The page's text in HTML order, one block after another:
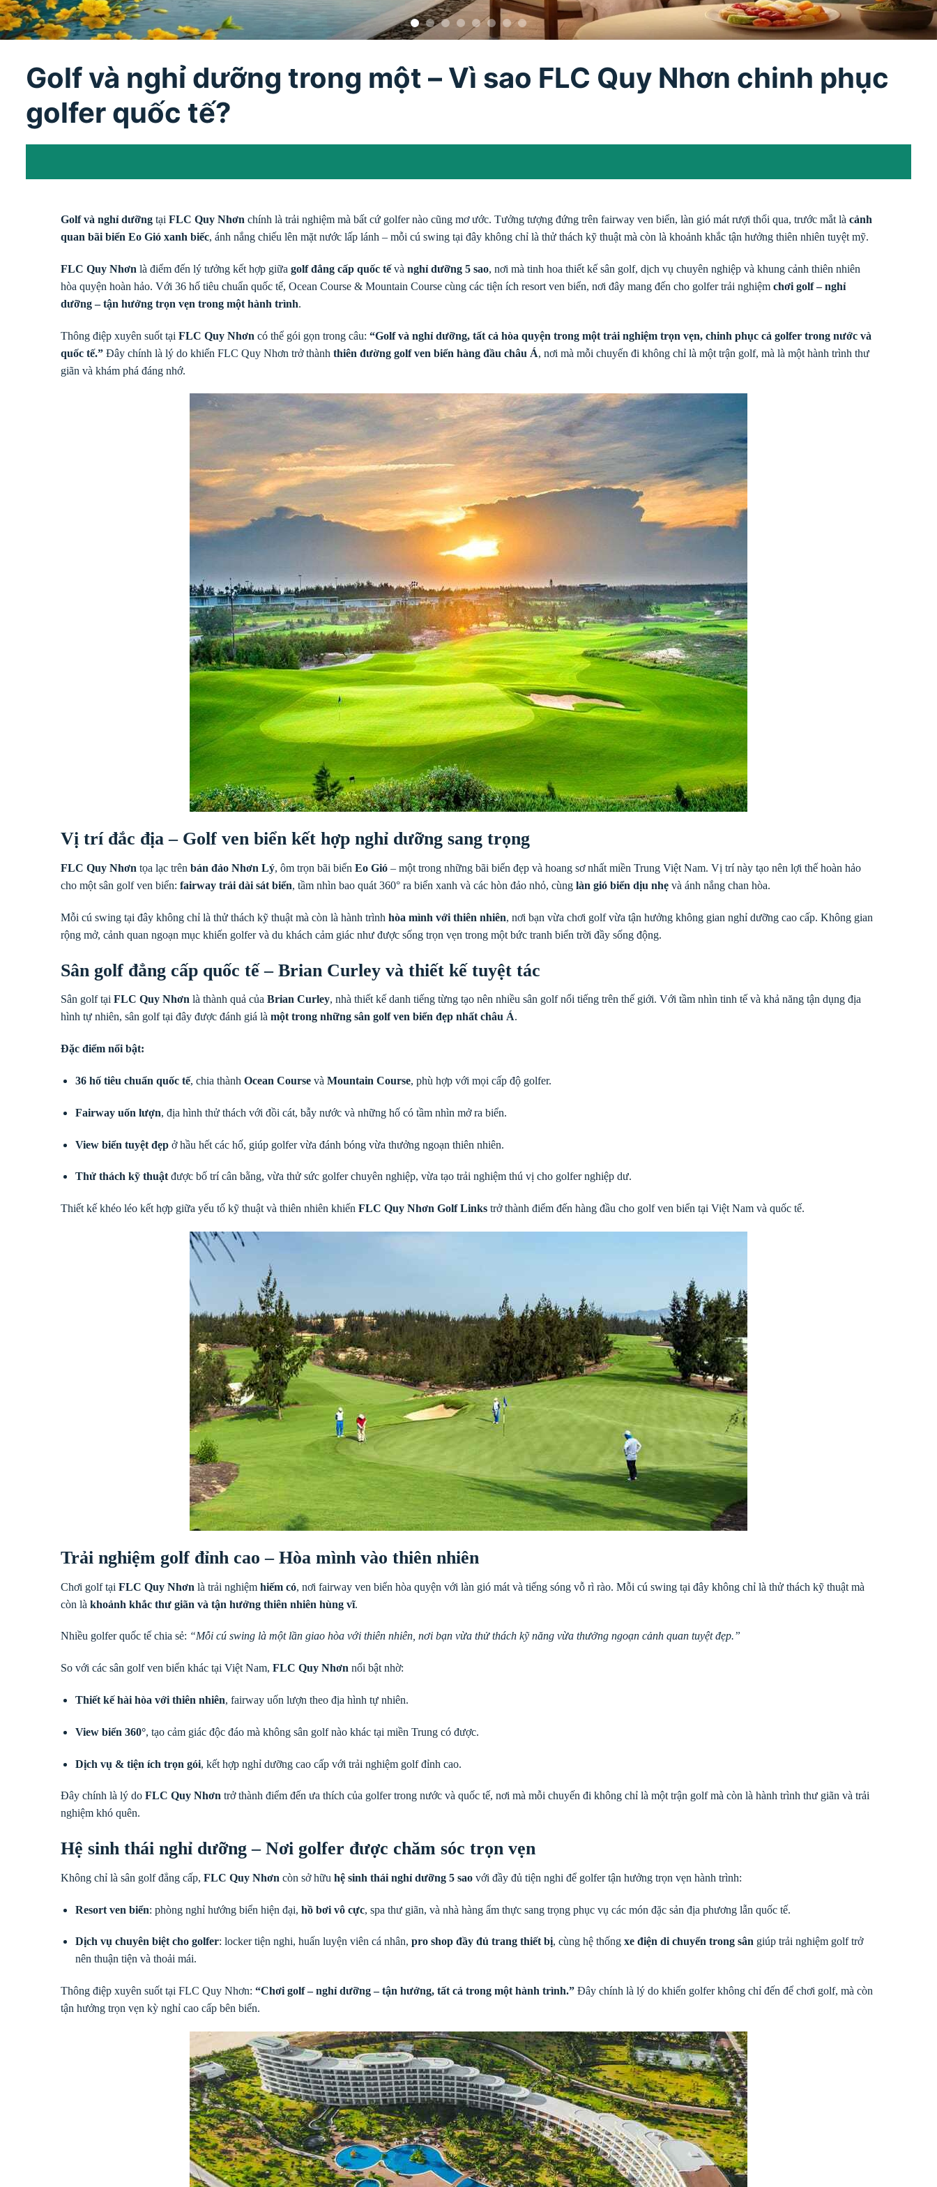
Golf và nghỉ dưỡng trong một – Vì sao FLC Quy Nhơn chinh phục
golfer quốc tế?
Golf và nghỉ dưỡng tại FLC Quy Nhơn chính là trải nghiệm mà bất cứ golfer nào cũng mơ ước. Tưởng tượng đứng trên fairway ven biển, làn gió mát rượi thổi qua, trước mắt là cảnh
quan bãi biển Eo Gió xanh biếc, ánh nắng chiếu lên mặt nước lấp lánh – mỗi cú swing tại đây không chỉ là thử thách kỹ thuật mà còn là khoảnh khắc tận hưởng thiên nhiên tuyệt mỹ.
FLC Quy Nhơn là điểm đến lý tưởng kết hợp giữa golf đẳng cấp quốc tếvà nghỉ dưỡng 5 sao, nơi mà tinh hoa thiết kế sân golf, dịch vụ chuyên nghiệp và khung cảnh thiên nhiên
hòa quyện hoàn hảo. Với 36 hố tiêu chuẩn quốc tế, Ocean Course & Mountain Course cùng các tiện ích resort ven biển, nơi đây mang đến cho golfer trải nghiệm chơi golf – nghỉ
dưỡng – tận hưởng trọn vẹn trong một hành trình.
Thông điệp xuyên suốt tại FLC Quy Nhơn có thể gói gọn trong câu: “Golf và nghỉ dưỡng, tất cả hòa quyện trong một trải nghiệm trọn vẹn, chinh phục cả golfer trong nước và
quốc tế.” Đây chính là lý do khiến FLC Quy Nhơn trở thành thiên đường golf ven biển hàng đầu châu Á, nơi mà mỗi chuyến đi không chỉ là một trận golf, mà là một hành trình thư
giãn và khám phá đáng nhớ.
Vị trí đắc địa – Golf ven biển kết hợp nghỉ dưỡng sang trọng
FLC Quy Nhơn tọa lạc trên bán đảo Nhơn Lý, ôm trọn bãi biển Eo Gió – một trong những bãi biển đẹp và hoang sơ nhất miền Trung Việt Nam. Vị trí này tạo nên lợi thế hoàn hảo
cho một sân golf ven biển: fairway trải dài sát biển, tầm nhìn bao quát 360° ra biển xanh và các hòn đảo nhỏ, cùng làn gió biển dịu nhẹ và ánh nắng chan hòa.
Mỗi cú swing tại đây không chỉ là thử thách kỹ thuật mà còn là hành trình hòa mình với thiên nhiên, nơi bạn vừa chơi golf vừa tận hưởng không gian nghỉ dưỡng cao cấp. Không gian
rộng mở, cảnh quan ngoạn mục khiến golfer và du khách cảm giác như được sống trọn vẹn trong một bức tranh biển trời đầy sống động.
Sân golf đẳng cấp quốc tế – Brian Curley và thiết kế tuyệt tác
Sân golf tại FLC Quy Nhơn là thành quả của Brian Curley, nhà thiết kế danh tiếng từng tạo nên nhiều sân golf nổi tiếng trên thế giới. Với tầm nhìn tinh tế và khả năng tận dụng địa
hình tự nhiên, sân golf tại đây được đánh giá là một trong những sân golf ven biển đẹp nhất châu Á.
Đặc điểm nổi bật:
36 hố tiêu chuẩn quốc tế, chia thành Ocean Coursevà Mountain Course, phù hợp với mọi cấp độ golfer.
Fairway uốn lượn, địa hình thử thách với đồi cát, bẫy nước và những hố có tầm nhìn mở ra biển.
View biển tuyệt đẹpở hầu hết các hố, giúp golfer vừa đánh bóng vừa thưởng ngoạn thiên nhiên.
Thử thách kỹ thuậtđược bố trí cân bằng, vừa thử sức golfer chuyên nghiệp, vừa tạo trải nghiệm thú vị cho golfer nghiệp dư.
Thiết kế khéo léo kết hợp giữa yếu tố kỹ thuật và thiên nhiên khiến FLC Quy Nhơn Golf Links trở thành điểm đến hàng đầu cho golf ven biển tại Việt Nam và quốc tế.
Trải nghiệm golf đỉnh cao – Hòa mình vào thiên nhiên
Chơi golf tại FLC Quy Nhơn là trải nghiệm hiếm có, nơi fairway ven biển hòa quyện với làn gió mát và tiếng sóng vỗ rì rào. Mỗi cú swing tại đây không chỉ là thử thách kỹ thuật mà
còn là khoảnh khắc thư giãn và tận hưởng thiên nhiên hùng vĩ.
Nhiều golfer quốc tế chia sẻ: “Mỗi cú swing là một lần giao hòa với thiên nhiên, nơi bạn vừa thử thách kỹ năng vừa thưởng ngoạn cảnh quan tuyệt đẹp.”
So với các sân golf ven biển khác tại Việt Nam, FLC Quy Nhơn nổi bật nhờ:
Thiết kế hài hòa với thiên nhiên, fairway uốn lượn theo địa hình tự nhiên.
View biển 360°, tạo cảm giác độc đáo mà không sân golf nào khác tại miền Trung có được.
Dịch vụ & tiện ích trọn gói, kết hợp nghỉ dưỡng cao cấp với trải nghiệm golf đỉnh cao.
Đây chính là lý do FLC Quy Nhơn trở thành điểm đến ưa thích của golfer trong nước và quốc tế, nơi mà mỗi chuyến đi không chỉ là một trận golf mà còn là hành trình thư giãn và trải
nghiệm khó quên.
Hệ sinh thái nghỉ dưỡng – Nơi golfer được chăm sóc trọn vẹn
Không chỉ là sân golf đẳng cấp, FLC Quy Nhơn còn sở hữu hệ sinh thái nghỉ dưỡng 5 sao với đầy đủ tiện nghi để golfer tận hưởng trọn vẹn hành trình:
Resort ven biển: phòng nghỉ hướng biển hiện đại, hồ bơi vô cực, spa thư giãn, và nhà hàng ẩm thực sang trọng phục vụ các món đặc sản địa phương lẫn quốc tế.
Dịch vụ chuyên biệt cho golfer: locker tiện nghi, huấn luyện viên cá nhân, pro shop đầy đủ trang thiết bị, cùng hệ thống xe điện di chuyển trong sângiúp trải nghiệm golf trở
nên thuận tiện và thoải mái.
Thông điệp xuyên suốt tại FLC Quy Nhơn: “Chơi golf – nghỉ dưỡng – tận hưởng, tất cả trong một hành trình.” Đây chính là lý do khiến golfer không chỉ đến để chơi golf, mà còn
tận hưởng trọn vẹn kỳ nghỉ cao cấp bên biển.